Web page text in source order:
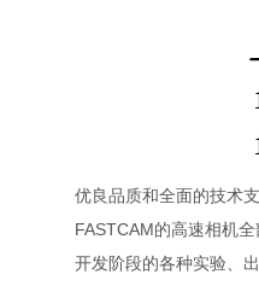
优良品质和全面的技术
FASTCAM的高速相机全
开发阶段的各种实验、